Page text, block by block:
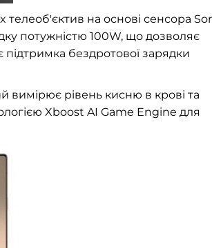
на основі сенсора
потужністю 100W, що дозволяє
підтримка бездротової зарядки
вимірює рівень кисню в крові та
Xboost AI Game Engine для